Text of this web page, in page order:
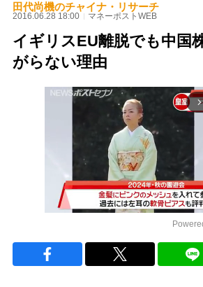
田代尚機のチャイナ・リサーチ
2016.06.28 18:00 マネーポストWEB
イギリスEU離脱でも中国
がらない理由
arrow_forward_ios